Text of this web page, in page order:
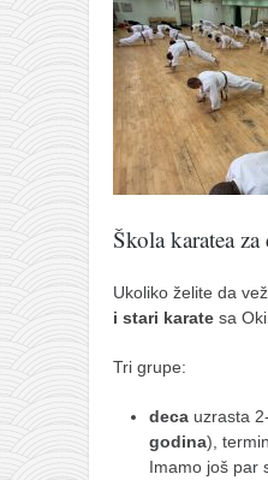
momenti i mesta
bonus sadržaj
Svetlopis
zakonopravilo
duhovni otac
zabranjena istorija
ćirilica
porodične priče
umesto tvitera
kalendar srpski
azbuki i knjige
Škola karatea
Ukoliko želite da
i stari karate sa
Tri grupe:
deca uzrasta
godina),
Imamo još par